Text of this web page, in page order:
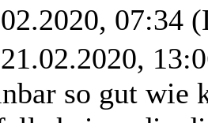
07:34
so gut wie